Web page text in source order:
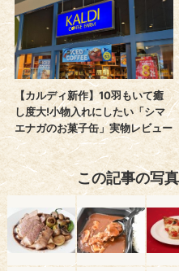
この記事の写